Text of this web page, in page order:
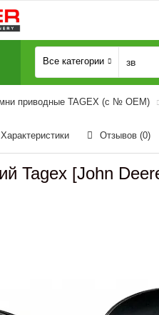
Все категории
приводные TAGEX (с № OEM)
Характеристики Отзывов (0)
Tagex [John